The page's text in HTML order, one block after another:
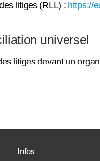
litiges (RLL) : https://
universel
litiges devant un
Infos